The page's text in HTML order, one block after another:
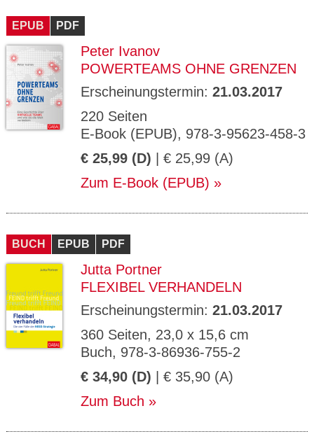
EPUB PDF
Peter Ivanov
POWERTEAMS OHNE GRENZEN
Erscheinungstermin: 21.03.2017
220 Seiten
E-Book (EPUB), 978-3-95623-458-3
€ 25,99 (D) | € 25,99 (A)
Zum E-Book (EPUB)
BUCH EPUB PDF
Jutta Portner
FLEXIBEL VERHANDELN
Erscheinungstermin: 21.03.2017
360 Seiten, 23,0 x 15,6 cm
Buch, 978-3-86936-755-2
€ 34,90 (D) | € 35,90 (A)
Zum Buch